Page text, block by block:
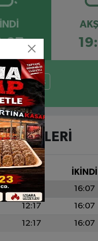
Tutak
ÖĞLE İKINDI
12:17 16:07
12:17 16:07
12:17 16:07